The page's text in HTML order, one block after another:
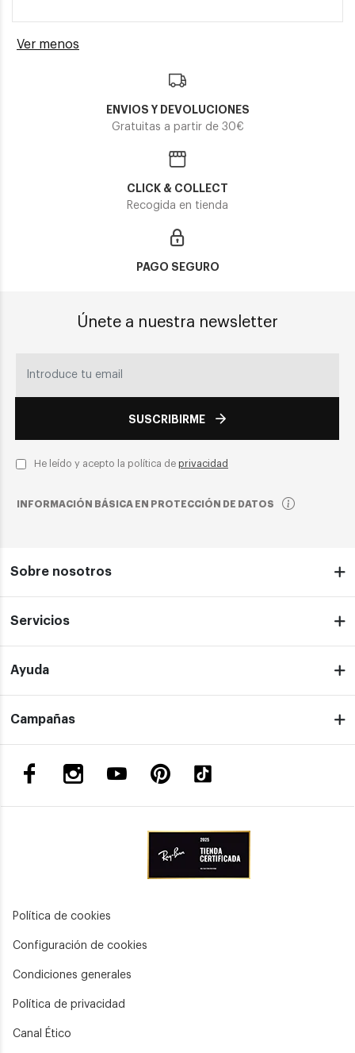
Ver menos
ENVIOS Y DEVOLUCIONES
Gratuitas a partir de 30€
CLICK & COLLECT
Recogida en tienda
PAGO SEGURO
Únete a nuestra newsletter
SUSCRIBIRME
He leído y acepto la política de privacidad
INFORMACIÓN BÁSICA EN PROTECCIÓN DE DATOS
Sobre nosotros
Servicios
Ayuda
Campañas
Política de cookies
Configuración de cookies
Condiciones generales
Política de privacidad
Canal Ético